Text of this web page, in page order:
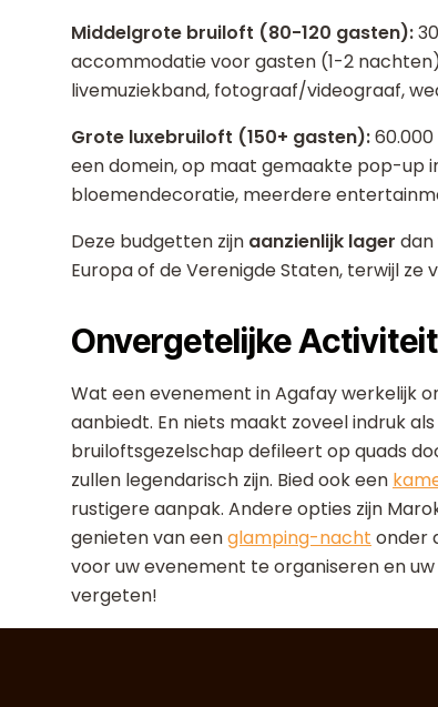
Middelgrote bruiloft (80-120 gasten):
accommodatie voor gasten (1-2
livemuziekband, fotograaf/videograaf,
Grote luxebruiloft (150+ gasten):
een domein, op maat gemaakte pop-up
bloemendecoratie, meerdere
Deze budgetten zijn aanzienlijk lager
Europa of de Verenigde Staten, terwijl
Onvergetelijke
Wat een evenement in Agafay werkelijk
aanbiedt. En niets maakt zoveel indruk
bruiloftsgezelschap defileert op quads
zullen legendarisch zijn. Bied ook een
rustigere aanpak. Andere opties zijn
genieten van eenglamping-nacht onder
voor uw evenement te organiseren en
vergeten!